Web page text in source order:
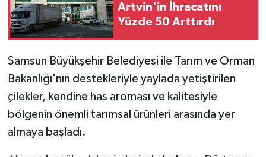
Artvin'in İhracatını
Yüzde 50 Arttırdı
Samsun Büyükşehir Belediyesi ile Tarım ve Orman
Bakanlığı'nın destekleriyle yaylada yetiştirilen
çilekler, kendine has aroması ve kalitesiyle
bölgenin önemli tarımsal ürünleri arasında yer
almaya başladı.